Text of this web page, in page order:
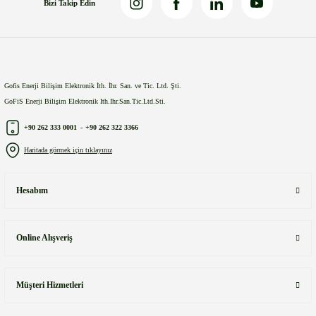
Bizi Takip Edin
Gofis Enerji Bilişim Elektronik İth. İhr. San. ve Tic. Ltd. Şti.
GoFiS Enerji Bilişim Elektronik Ith.Ihr.San.Tic.Ltd.Sti.
+90 262 333 0001 - +90 262 322 3366
Haritada görmek için tıklayınız
Hesabım
Online Alışveriş
Müşteri Hizmetleri